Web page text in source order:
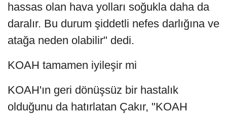
hassas olan hava yolları soğukla daha da
daralır. Bu durum şiddetli nefes darlığına ve
atağa neden olabilir" dedi.
KOAH tamamen iyileşir mi
KOAH'ın geri dönüşsüz bir hastalık
olduğunu da hatırlatan Çakır, "KOAH